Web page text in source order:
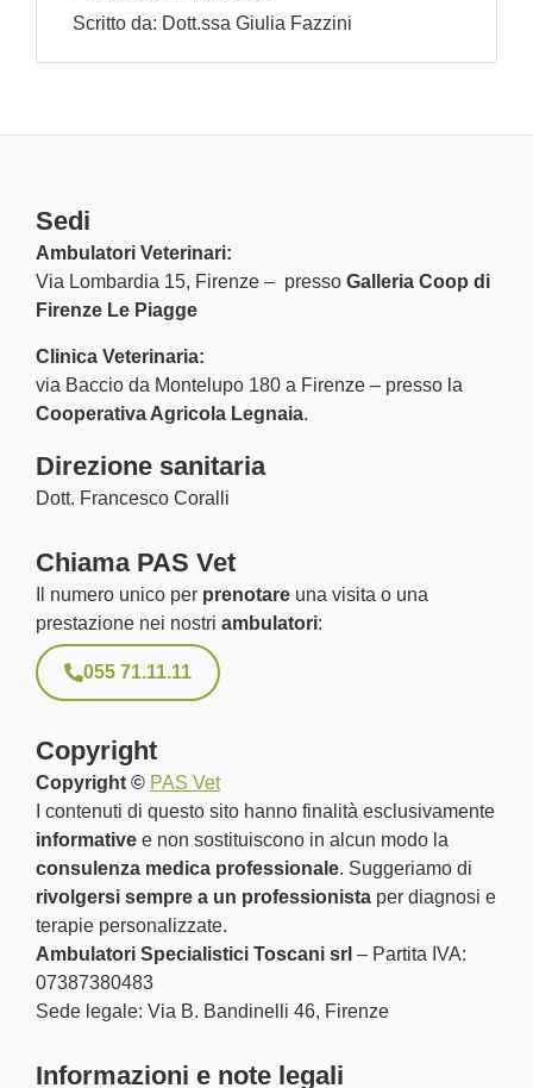
Scritto da: Dott.ssa Giulia Fazzini
Sedi
Ambulatori Veterinari:
Via Lombardia 15, Firenze – presso Galleria Coop di
Firenze Le Piagge
Clinica Veterinaria:
via Baccio da Montelupo 180 a Firenze – presso la
Cooperativa Agricola Legnaia.
Direzione sanitaria
Dott. Francesco Coralli
Chiama PAS Vet
Il numero unico per prenotare una visita o una
prestazione nei nostri ambulatori:
055 71.11.11
Copyright
Copyright © PAS Vet
I contenuti di questo sito hanno finalità esclusivamente
informative e non sostituiscono in alcun modo la
consulenza medica professionale. Suggeriamo di
rivolgersi sempre a un professionista per diagnosi e
terapie personalizzate.
Ambulatori Specialistici Toscani srl – Partita IVA:
07387380483
Sede legale: Via B. Bandinelli 46, Firenze
Informazioni e note legali